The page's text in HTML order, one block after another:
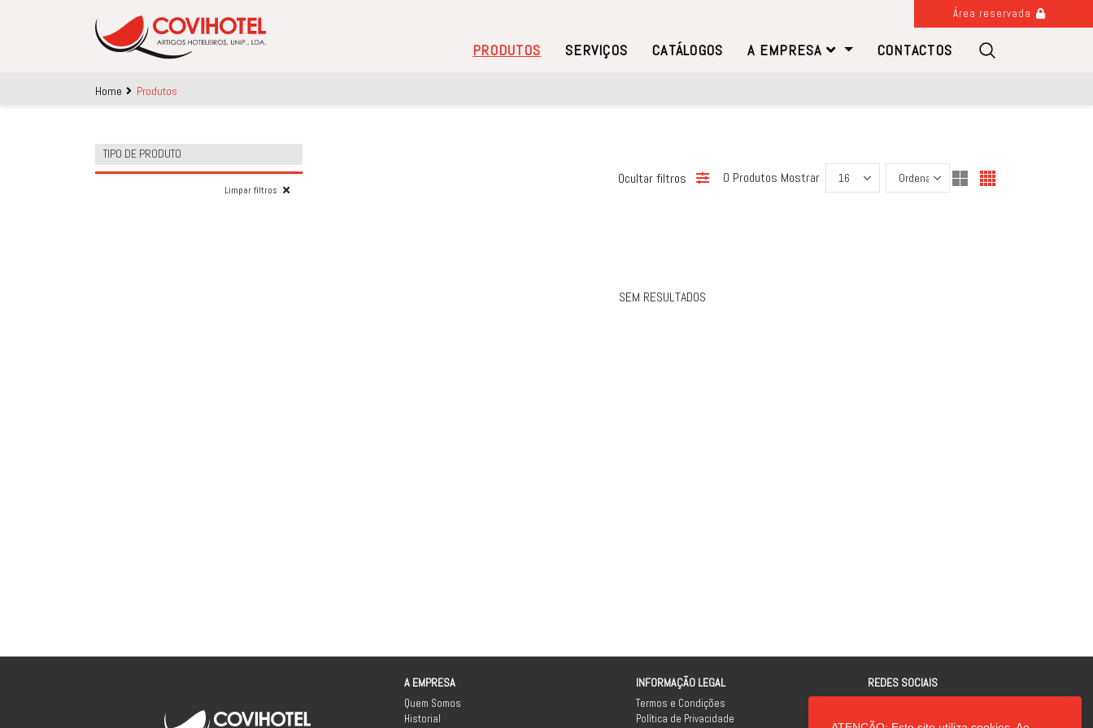
Área reservada
PRODUTOS SERVIÇOS CATÁLOGOS A EMPRESA CONTACTOS
Home Produtos
TIPO DE PRODUTO
Limpar filtros
Ocultar filtros 0 Produtos Mostrar
SEM RESULTADOS
A EMPRESA
Quem Somos
Historial
INFORMAÇÃO LEGAL
Termos e Condições
Política de Privacidade
REDES SOCIAIS